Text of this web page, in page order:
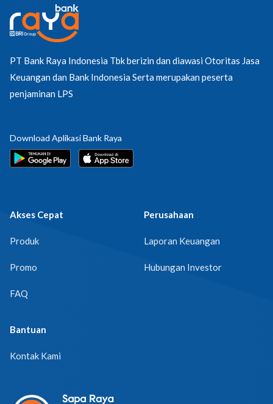
PT Bank Raya Indonesia Tbk berizin dan diawasi Otoritas Jasa
Keuangan dan Bank Indonesia Serta merupakan peserta
penjaminan LPS
Download Aplikasi Bank Raya
Akses Cepat
Produk
Promo
FAQ
Perusahaan
Laporan Keuangan
Hubungan Investor
Bantuan
Kontak Kami